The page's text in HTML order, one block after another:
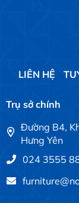
LIÊN HỆ
Trụ sở chính
Đường B4,
Hưng Yên
024 3555